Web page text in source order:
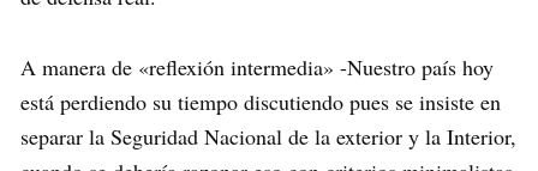
A manera de «reflexión intermedia» -Nuestro país hoy
está perdiendo su tiempo discutiendo pues se insiste en
separar la Seguridad Nacional de la exterior y la Interior,